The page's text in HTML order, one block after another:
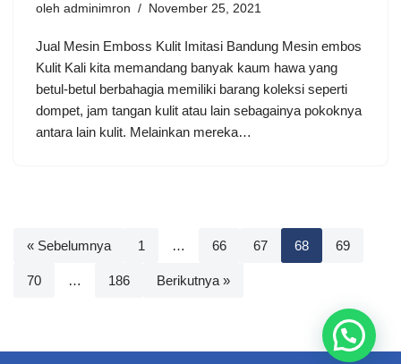
oleh adminimron November 25, 2021
Jual Mesin Emboss Kulit Imitasi Bandung Mesin embos
Kulit Kali kita memandang banyak kaum hawa yang
betul-betul berbahagia memiliki barang koleksi seperti
dompet, jam tangan kulit atau lain sebagainya pokoknya
antara lain kulit. Melainkan mereka…
« Sebelumnya 1 … 66 67 68 69
70 … 186 Berikutnya »